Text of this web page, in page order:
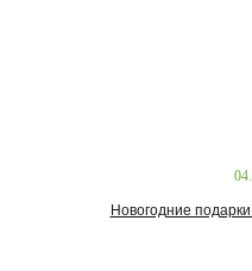
Новогодние